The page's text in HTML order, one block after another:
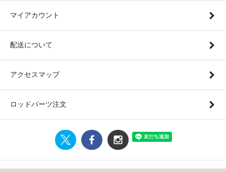
マイアカウント
配送について
アクセスマップ
ロッドパーツ注文